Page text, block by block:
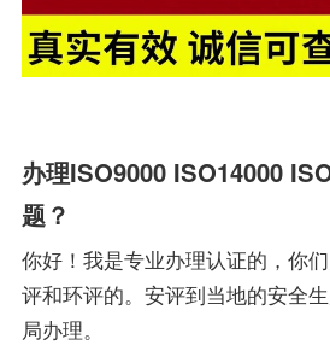
办理ISO9000 ISO14000
题？
你好！我是专业办理认证的，你
评和环评的。安评到当地的安全
局办理。